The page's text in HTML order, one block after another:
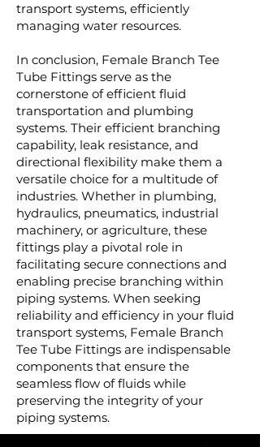
transport systems, efficiently
managing water resources.
In conclusion, Female Branch Tee
Tube Fittings serve as the
cornerstone of efficient fluid
transportation and plumbing
systems. Their efficient branching
capability, leak resistance, and
directional flexibility make them a
versatile choice for a multitude of
industries. Whether in plumbing,
hydraulics, pneumatics, industrial
machinery, or agriculture, these
fittings play a pivotal role in
facilitating secure connections and
enabling precise branching within
piping systems. When seeking
reliability and efficiency in your fluid
transport systems, Female Branch
Tee Tube Fittings are indispensable
components that ensure the
seamless flow of fluids while
preserving the integrity of your
piping systems.